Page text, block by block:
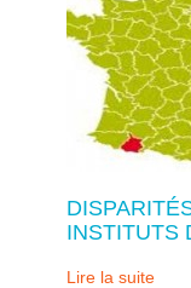
INSTITUTS
Lire la suite